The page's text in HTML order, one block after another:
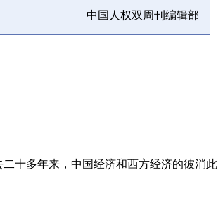
中国人权双周刊编辑部
十多年来，中国经济和西方经济的彼消此